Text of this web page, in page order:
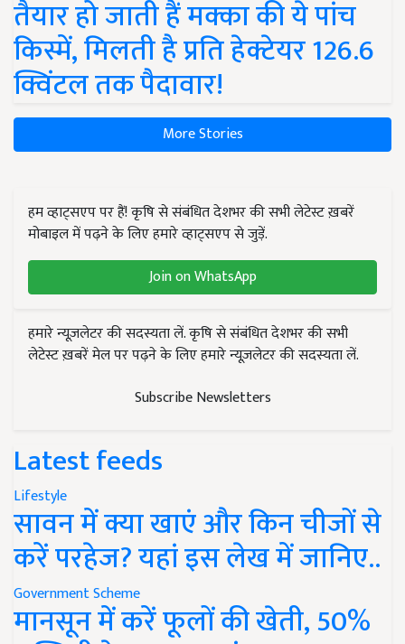
तैयार हो जाती हैं मक्का की ये पांच
किस्में, मिलती है प्रति हेक्टेयर 126.6
क्विंटल तक पैदावार!
More Stories
हम व्हाट्सएप पर हैं! कृषि से संबंधित देशभर की सभी लेटेस्ट ख़बरें
मोबाइल में पढ़ने के लिए हमारे व्हाट्सएप से जुड़ें.
Join on WhatsApp
हमारे न्यूज़लेटर की सदस्यता लें. कृषि से संबंधित देशभर की सभी
लेटेस्ट ख़बरें मेल पर पढ़ने के लिए हमारे न्यूज़लेटर की सदस्यता लें.
Subscribe Newsletters
Latest feeds
Lifestyle
सावन में क्या खाएं और किन चीजों से
करें परहेज? यहां इस लेख में जानिए..
Government Scheme
मानसून में करें फूलों की खेती, 50%